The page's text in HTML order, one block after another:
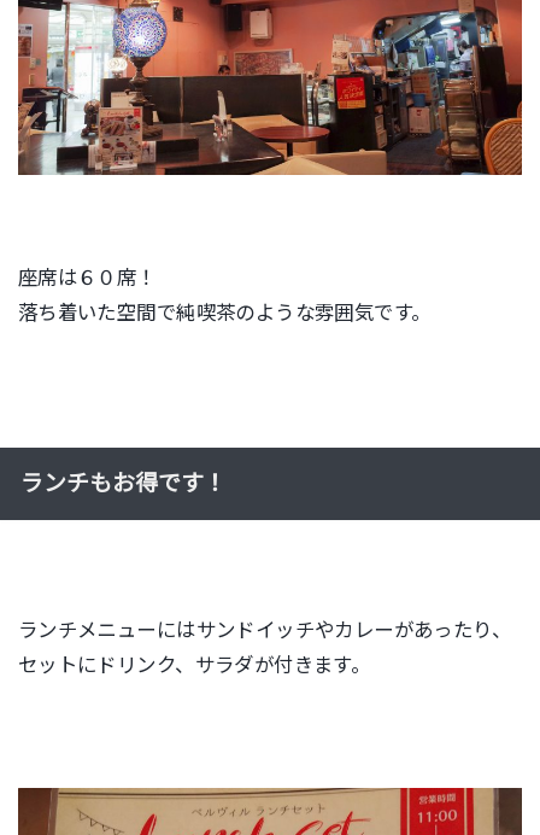
座席は６０席！
落ち着いた空間で純喫茶のような雰囲気です。
ランチもお得です！
ランチメニューにはサンドイッチやカレーがあったり、
セットにドリンク、サラダが付きます。